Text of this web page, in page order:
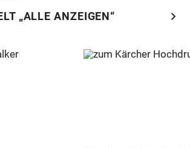
„ALLE ANZEIGEN“ chevron_right